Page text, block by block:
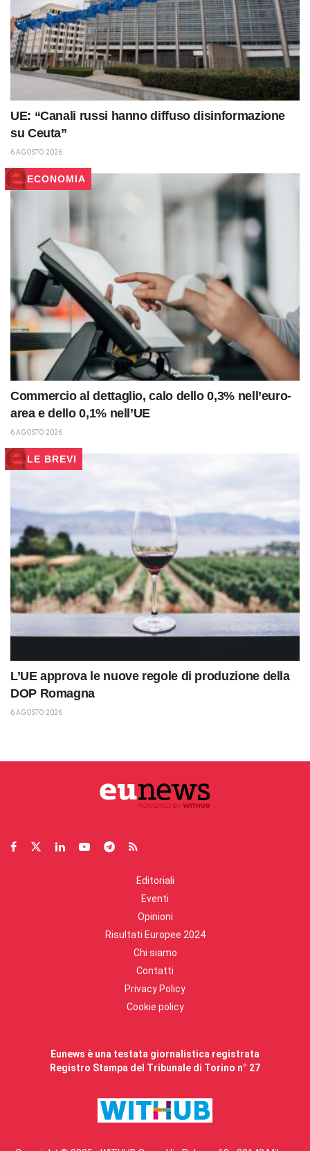
UE: “Canali russi hanno diffuso disinformazione
su Ceuta”
6 AGOSTO 2026
ECONOMIA
Commercio al dettaglio, calo dello 0,3% nell’euro-
area e dello 0,1% nell’UE
6 AGOSTO 2026
LE BREVI
L’UE approva le nuove regole di produzione della
DOP Romagna
6 AGOSTO 2026
Editoriali
Eventi
Opinioni
Risultati Europee 2024
Chi siamo
Contatti
Privacy Policy
Cookie policy
Eunews è una testata giornalistica registrata
Registro Stampa del Tribunale di Torino n° 27